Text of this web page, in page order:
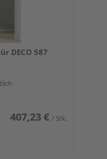
DECO 587
407,23 € / Stk.